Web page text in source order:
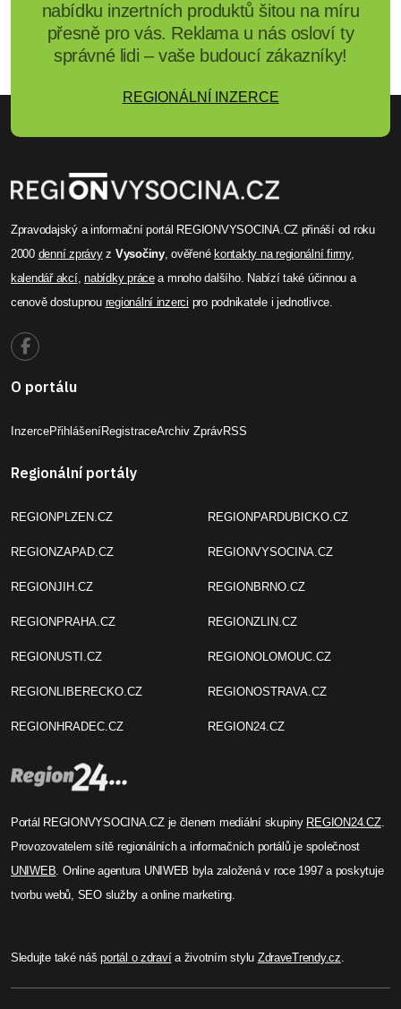
nabídku inzertních produktů šitou na míru
přesně pro vás. Reklama u nás osloví ty
správné lidi – vaše budoucí zákazníky!
REGIONÁLNÍ INZERCE
Zpravodajský a informační portál REGIONVYSOCINA.CZ přináší od roku
2000 denní zprávyz Vysočiny, ověřené kontakty na regionální firmy,
kalendář akcí,nabídky prácea mnoho dalšího. Nabízí také účinnou a
cenově dostupnou regionální inzerci pro podnikatele i jednotlivce.
O portálu
InzercePřihlášeníRegistraceArchiv ZprávRSS
Regionální portály
REGIONPLZEN.CZ
REGIONZAPAD.CZ
REGIONJIH.CZ
REGIONPRAHA.CZ
REGIONUSTI.CZ
REGIONLIBERECKO.CZ
REGIONHRADEC.CZ
REGIONPARDUBICKO.CZ
REGIONVYSOCINA.CZ
REGIONBRNO.CZ
REGIONZLIN.CZ
REGIONOLOMOUC.CZ
REGIONOSTRAVA.CZ
REGION24.CZ
Portál REGIONVYSOCINA.CZ je členem mediální skupiny REGION24.CZ.
Provozovatelem sítě regionálních a informačních portálů je společnost
UNIWEB. Online agentura UNIWEB byla založená v roce 1997 a poskytuje
tvorbu webů, SEO služby a online marketing.
Sledujte také nášportál o zdravía životním stylu ZdraveTrendy.cz.